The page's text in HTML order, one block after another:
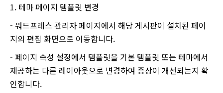
1. 테마 페이지 템플릿 변경
- 워드프레스 관리자 페이지에서 해당 게시판이 설치된 페이
지의 편집 화면으로 이동합니다.
- 페이지 속성 설정에서 템플릿을 기본 템플릿 또는 테마에서
제공하는 다른 레이아웃으로 변경하여 증상이 개선되는지 확
인합니다.